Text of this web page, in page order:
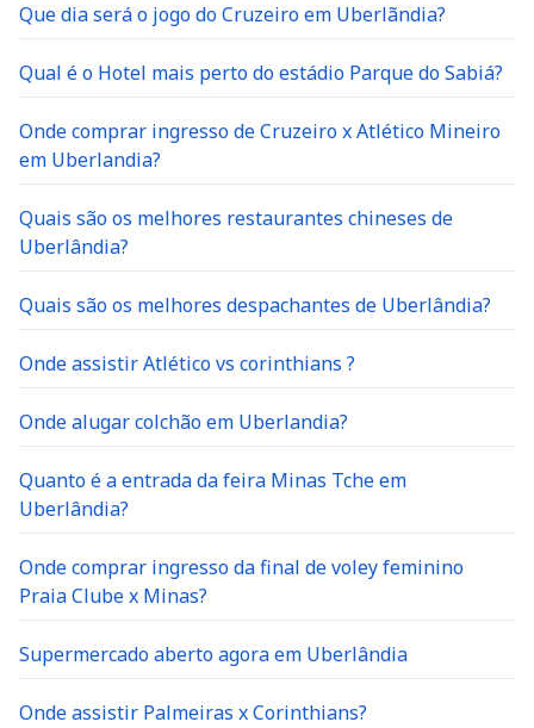
Que dia será o jogo do Cruzeiro em Uberlãndia?
Qual é o Hotel mais perto do estádio Parque do Sabiá?
Onde comprar ingresso de Cruzeiro x Atlético Mineiro
em Uberlandia?
Quais são os melhores restaurantes chineses de
Uberlândia?
Quais são os melhores despachantes de Uberlândia?
Onde assistir Atlético vs corinthians ?
Onde alugar colchão em Uberlandia?
Quanto é a entrada da feira Minas Tche em
Uberlândia?
Onde comprar ingresso da final de voley feminino
Praia Clube x Minas?
Supermercado aberto agora em Uberlândia
Onde assistir Palmeiras x Corinthians?